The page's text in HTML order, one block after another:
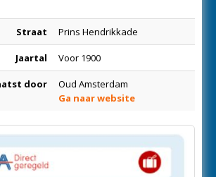
Straat Prins Hendrikkade
Jaartal Voor 1900
door
Oud Amsterdam
Ga naar website